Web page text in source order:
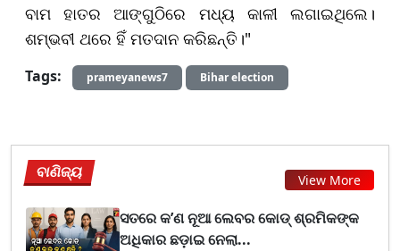
ବାମ ହାତର ଆଙ୍ଗୁଠିରେ ମଧ୍ୟ କାଳୀ ଲଗାଇଥିଲେ।
ଶମ୍ଭବୀ ଥରେ ହିଁ ମତଦାନ କରିଛନ୍ତି।"
Tags: prameyanews7 Bihar election
ବାଣିଜ୍ୟ View More
ସତରେ କ’ଣ ନୂଆ ଲେବର କୋଡ୍‌ ଶ୍ରମିକଙ୍କ
ଅଧିକାର ଛଡ଼ାଇ ନେଲା...